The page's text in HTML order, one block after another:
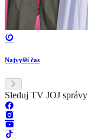
Najvyšší čas
Sleduj TV JOJ správy